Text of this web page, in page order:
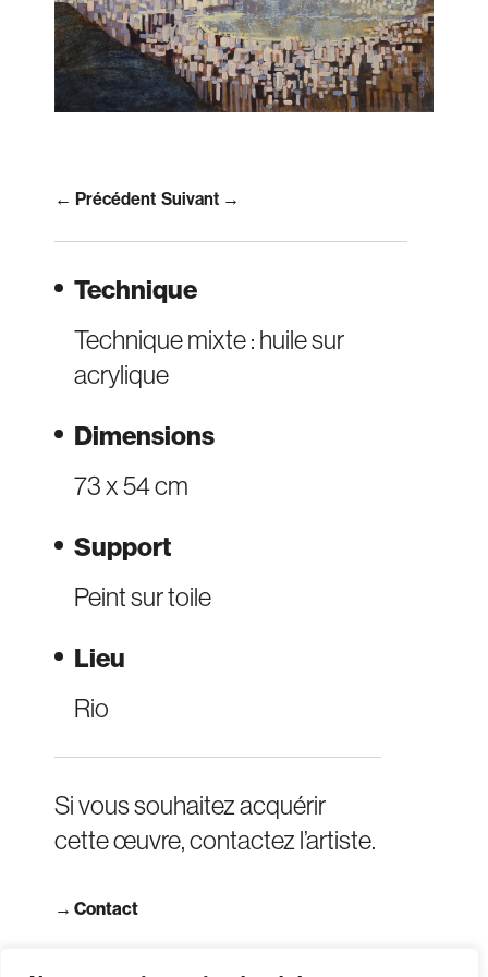
Technique
Technique mixte : huile sur
acrylique
Dimensions
73 x 54 cm
Support
Peint sur toile
Lieu
Rio
Si vous souhaitez acquérir
cette œuvre, contactez l’artiste.
→ Contact
← Précédent Suivant →